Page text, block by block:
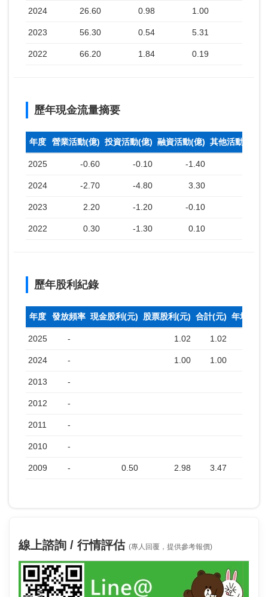
2024 26.60 0.98 1.00
2023 56.30 0.54 5.31
2022 66.20 1.84 0.19
歷年現金流量摘要
年度 營業活動(億) 投資活動(億) 融資活動(億) 其他活動(億)
2025 -0.60 -0.10 -1.40
2024 -2.70 -4.80 3.30
2023 2.20 -1.20 -0.10
2022 0.30 -1.30 0.10
歷年股利紀錄
年度 發放頻率 現金股利(元) 股票股利(元) 合計(元) 年均收盤
2025 - 1.02 1.02
2024 - 1.00 1.00
2013 -
2012 -
2011 -
2010 -
2009 - 0.50 2.98 3.47
線上諮詢 / 行情評估 (專人回覆，提供參考報價)